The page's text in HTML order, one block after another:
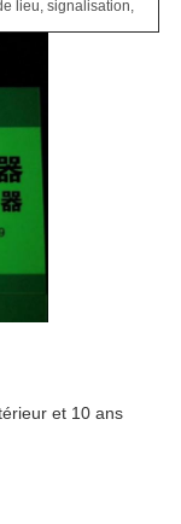
lieu, signalisation,
et 10 ans